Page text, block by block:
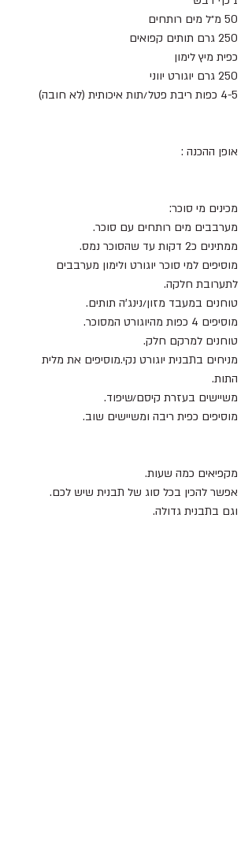
50 מ״ל מים רותחים
250 גרם תותים קפואים
כפית מיץ לימון
250 גרם יוגורט יווני
4-5 כפות ריבת פטל/תות איכותית (לא חובה)
אופן ההכנה :
מכינים מי סוכר:
מערבבים מים רותחים עם סוכר.
ממתינים כ2 דקות עד שהסוכר נמס.
מוסיפים למי סוכר יוגורט ולימון מערבבים
לתערובת חלקה.
טוחנים במעבד מזון/נינג’ה תותים.
מוסיפים 4 כפות מהיוגורט המסוכר.
טוחנים למרקם חלק.
מניחים בתבנית יוגורט נקי.מוסיפים את מלית
התות.
משיישים בעזרת קיסם/שיפוד.
מוסיפים כפית ריבה ומשיישים שוב.
מקפיאים כמה שעות.
אפשר להכין בכל סוג של תבנית שיש לכם.
וגם בתבנית גדולה.